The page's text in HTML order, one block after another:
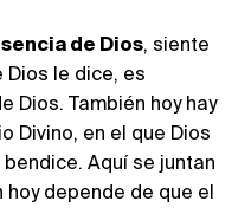
de Dios, siente
Dios le dice, es
Dios. También hoy hay
Divino, en el que Dios
Aquí se juntan
hoy depende de que el